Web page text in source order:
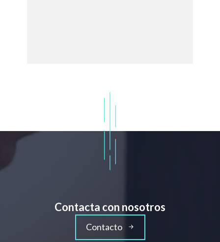
Contacta con nosotros
Contacto